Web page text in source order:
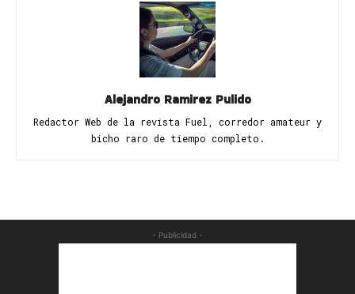
Alejandro Ramirez Pulido
Redactor Web de la revista Fuel, corredor amateur y
bicho raro de tiempo completo.
- Publicidad -